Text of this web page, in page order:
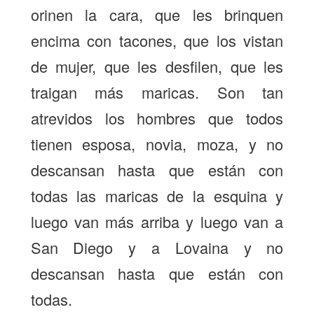
orinen la cara, que les brinquen
encima con tacones, que los vistan
de mujer, que les desfilen, que les
traigan más maricas. Son tan
atrevidos los hombres que todos
tienen esposa, novia, moza, y no
descansan hasta que están con
todas las maricas de la esquina y
luego van más arriba y luego van a
San Diego y a Lovaina y no
descansan hasta que están con
todas.